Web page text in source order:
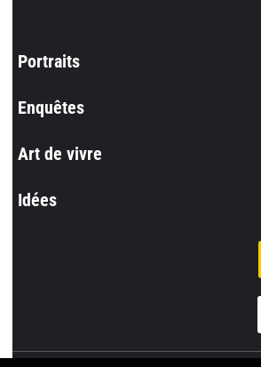
Portraits
Enquêtes
Art de vivre
Idées